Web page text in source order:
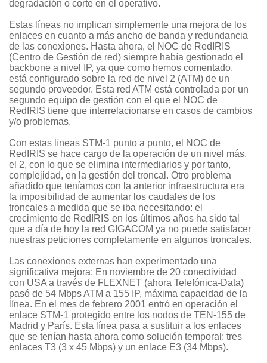
degradación o corte en el operativo.
Estas líneas no implican simplemente una mejora de los
enlaces en cuanto a más ancho de banda y redundancia
de las conexiones. Hasta ahora, el NOC de RedIRIS
(Centro de Gestión de red) siempre había gestionado el
backbone a nivel IP, ya que como hemos comentado,
está configurado sobre la red de nivel 2 (ATM) de un
segundo proveedor. Esta red ATM está controlada por un
segundo equipo de gestión con el que el NOC de
RedIRIS tiene que interrelacionarse en casos de cambios
y/o problemas.
Con estas líneas STM-1 punto a punto, el NOC de
RedIRIS se hace cargo de la operación de un nivel más,
el 2, con lo que se elimina intermediarios y por tanto,
complejidad, en la gestión del troncal. Otro problema
añadido que teníamos con la anterior infraestructura era
la imposibilidad de aumentar los caudales de los
troncales a medida que se iba necesitando: el
crecimiento de RedIRIS en los últimos años ha sido tal
que a día de hoy la red GIGACOM ya no puede satisfacer
nuestras peticiones completamente en algunos troncales.
Las conexiones externas han experimentado una
significativa mejora: En noviembre de 20 conectividad
con USA a través de FLEXNET (ahora Telefónica-Data)
pasó de 54 Mbps ATM a 155 IP, máxima capacidad de la
línea. En el mes de febrero 2001 entró en operación el
enlace STM-1 protegido entre los nodos de TEN-155 de
Madrid y París. Esta línea pasa a sustituir a los enlaces
que se tenían hasta ahora como solución temporal: tres
enlaces T3 (3 x 45 Mbps) y un enlace E3 (34 Mbps).